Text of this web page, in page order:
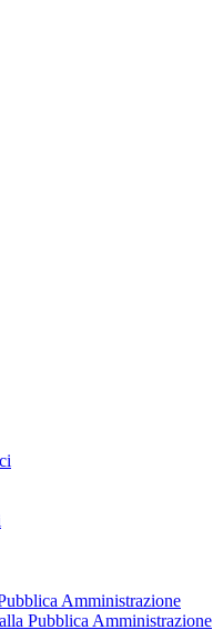
Amministrazione
Pubblica Amministrazione